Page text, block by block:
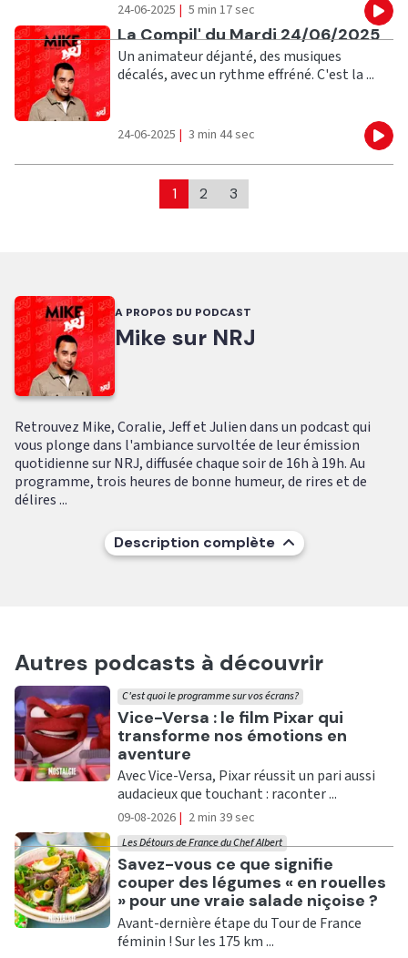
24-06-2025 | 5 min 17 sec
Ecouter
La Compil' du Mardi 24/06/2025
Un animateur déjanté, des musiques
décalés, avec un rythme effréné. C'est la ...
24-06-2025 | 3 min 44 sec
1 2 3
A PROPOS DU PODCAST
Mike sur NRJ
Retrouvez Mike, Coralie, Jeff et Julien dans un podcast qui
vous plonge dans l'ambiance survoltée de leur émission
quotidienne sur NRJ, diffusée chaque soir de 16h à 19h. Au
programme, trois heures de bonne humeur, de rires et de
délires ...
Description complète
Autres podcasts à découvrir
Ecouter
Vice-Versa : le film Pixar qui
transforme nos émotions en
aventure
C'est quoi le programme sur vos écrans?
Avec Vice-Versa, Pixar réussit un pari aussi
audacieux que touchant : raconter ...
09-08-2026 | 2 min 39 sec
Ecouter
Savez-vous ce que signifie
couper des légumes « en rouelles
» pour une vraie salade niçoise ?
Les Détours de France du Chef Albert
Avant-dernière étape du Tour de France
féminin ! Sur les 175 km ...